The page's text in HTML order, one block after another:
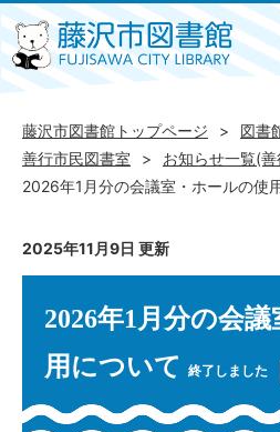
藤沢市図書館トップページ
図書
善行市民図書室
お知らせ一覧(
2026年1月分の会議室・ホールの使
2025年11月9日 更新
2026年1月分の会
用について
終了しました